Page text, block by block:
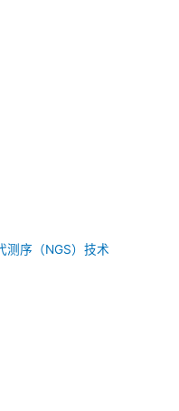
测序（NGS）技术